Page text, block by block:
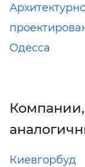
Одесса
Киевгорбуд